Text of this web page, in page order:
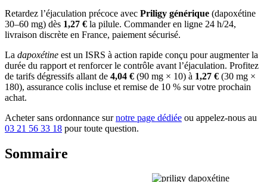
Retardez l’éjaculation précoce avec Priligy générique (dapoxétine
30–60 mg) dès 1,27 € la pilule. Commander en ligne 24 h/24,
livraison discrète en France, paiement sécurisé.
La dapoxétine est un ISRS à action rapide conçu pour augmenter la
durée du rapport et renforcer le contrôle avant l’éjaculation. Profitez
de tarifs dégressifs allant de 4,04 € (90 mg × 10) à 1,27 € (30 mg ×
180), assurance colis incluse et remise de 10 % sur votre prochain
achat.
Acheter sans ordonnance surnotre page dédiée ou appelez-nous au
03 21 56 33 18 pour toute question.
Sommaire